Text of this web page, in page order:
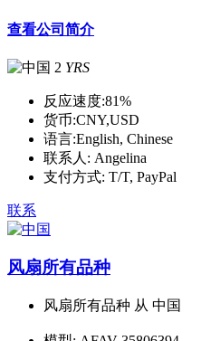
查看公司简介
2 YRS
反应速度:81%
货币:CNY,USD
语言:English, Chinese
联系人: Angelina
支付方式: T/T, PayPal
联系
风扇所有品种
风扇所有品种 从 中国